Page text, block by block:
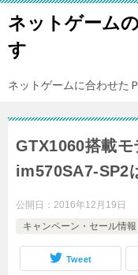
ネットゲーム
す
ネットゲームに合わせた
GTX1060搭載
im570SA7-SP2
公開日： 2016年12月19日
キャンペーン・セール情報
Tweet